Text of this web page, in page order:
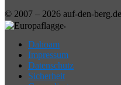
© 2007 – 2026 auf-den-
.
Dahoam
Impressum
Datenschutz
Sicherheit